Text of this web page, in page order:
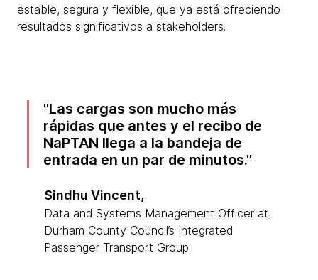
estable, segura y flexible, que ya está ofreciendo
resultados significativos a stakeholders.
Las cargas son mucho más
rápidas que antes y el recibo de
NaPTAN llega a la bandeja de
entrada en un par de minutos.
Sindhu Vincent,
Data and Systems Management Officer at
Durham County Council’s Integrated
Passenger Transport Group